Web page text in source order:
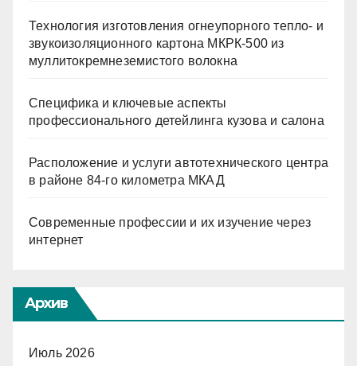
Технология изготовления огнеупорного тепло- и
звукоизоляционного картона МКРК-500 из
муллитокремнеземистого волокна
Специфика и ключевые аспекты
профессионального детейлинга кузова и салона
Расположение и услуги автотехнического центра
в районе 84-го километра МКАД
Современные профессии и их изучение через
интернет
Архив
Июль 2026